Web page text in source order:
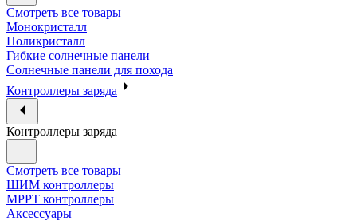
Смотреть все товары
Монокристалл
Поликристалл
Гибкие солнечные панели
Солнечные панели для похода
Контроллеры заряда
Контроллеры заряда
Смотреть все товары
ШИМ контроллеры
МРРТ контроллеры
Аксессуары